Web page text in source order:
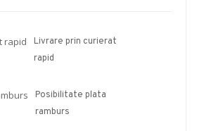
Livrare prin curierat
rapid
Posibilitate plata
ramburs